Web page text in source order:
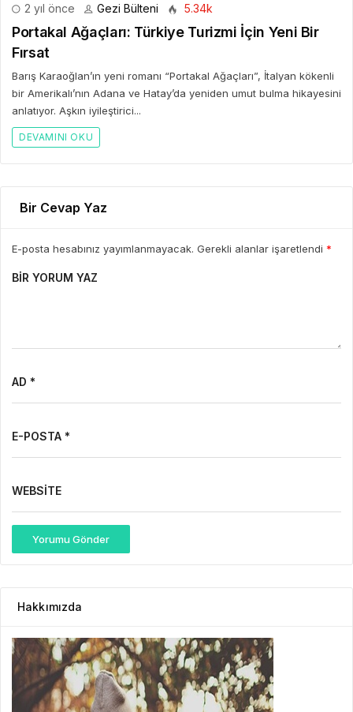
2 yıl önce Gezi Bülteni 5.34k
Portakal Ağaçları: Türkiye Turizmi İçin Yeni Bir
Fırsat
Barış Karaoğlan’ın yeni romanı “Portakal Ağaçları”, İtalyan kökenli
bir Amerikalı’nın Adana ve Hatay’da yeniden umut bulma hikayesini
anlatıyor. Aşkın iyileştirici...
DEVAMINI OKU
Bir Cevap Yaz
E-posta hesabınız yayımlanmayacak. Gerekli alanlar işaretlendi *
BIR YORUM YAZ
AD *
E-POSTA *
WEBSITE
Yorumu Gönder
Hakkımızda